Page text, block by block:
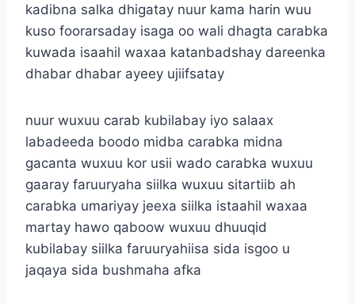
kadibna salka dhigatay nuur kama harin wuu
kuso foorarsaday isaga oo wali dhagta carabka
kuwada isaahil waxaa katanbadshay dareenka
dhabar dhabar ayeey ujiifsatay
nuur wuxuu carab kubilabay iyo salaax
labadeeda boodo midba carabka midna
gacanta wuxuu kor usii wado carabka wuxuu
gaaray faruuryaha siilka wuxuu sitartiib ah
carabka umariyay jeexa siilka istaahil waxaa
martay hawo qaboow wuxuu dhuuqid
kubilabay siilka faruuryahiisa sida isgoo u
jaqaya sida bushmaha afka